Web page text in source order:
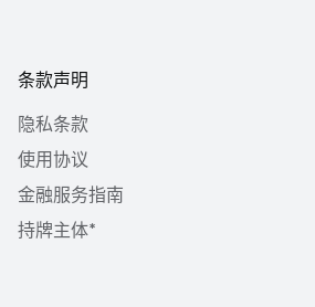
条款声明
隐私条款
使用协议
金融服务指南
持牌主体*